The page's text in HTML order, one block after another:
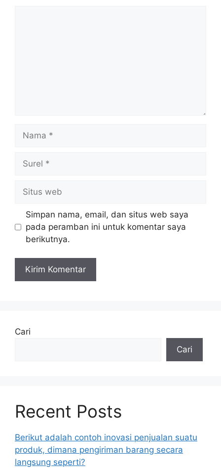
web
Simpan nama, email, dan situs web saya
pada peramban ini untuk komentar saya
berikutnya.
Cari
Cari
Recent Posts
Berikut adalah contoh inovasi penjualan suatu
produk, dimana pengiriman barang secara
langsung seperti?